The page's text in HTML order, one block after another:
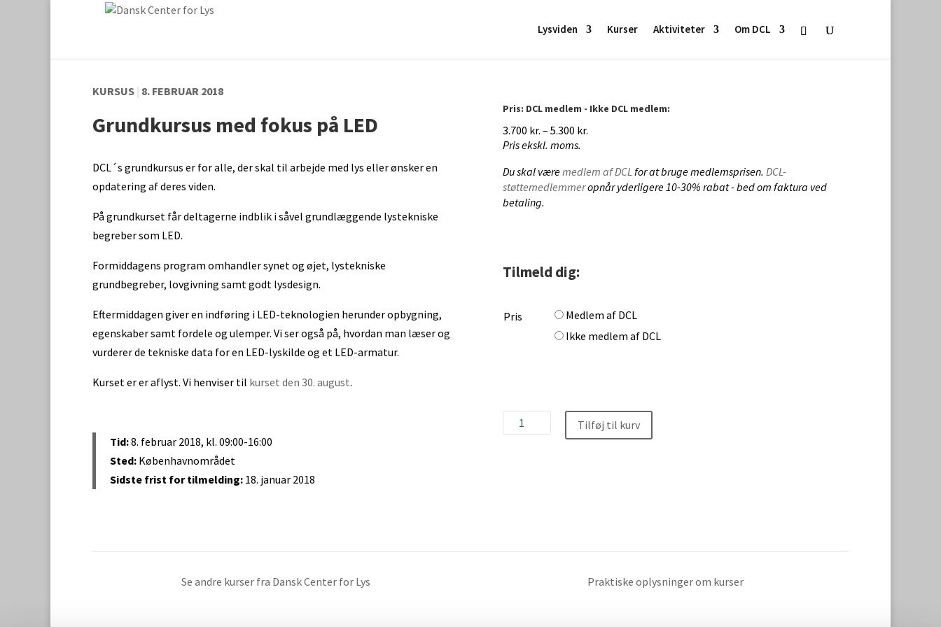
Lysviden Kurser Aktiviteter Om DCL
KURSUS | 8. FEBRUAR 2018
Grundkursus med fokus på LED
DCL´s grundkursus er for alle, der skal til arbejde med lys eller ønsker en
opdatering af deres viden.
På grundkurset får deltagerne indblik i såvel grundlæggende lystekniske
begreber som LED.
Formiddagens program omhandler synet og øjet, lystekniske
grundbegreber, lovgivning samt godt lysdesign.
Eftermiddagen giver en indføring i LED-teknologien herunder opbygning,
egenskaber samt fordele og ulemper. Vi ser også på, hvordan man læser og
vurderer de tekniske data for en LED-lyskilde og et LED-armatur.
Kurset er er aflyst. Vi henviser til kurset den 30. august.
Tid:8. februar 2018, kl. 09:00-16:00
Sted: Københavnområdet
Sidste frist for tilmelding: 18. januar 2018
Pris: DCL medlem - Ikke DCL medlem:
3.700 kr. – 5.300 kr.
til
5.300 kr.
Pris ekskl. moms.
Du skal væremedlem af DCLfor at bruge medlemsprisen.DCL-
støttemedlemmeropnår yderligere 10-30% rabat - bed om faktura ved
betaling.
Tilmeld dig:
Pris
Medlem af DCL
Ikke medlem af DCL
Grundkursus
med
Tilføj til kurv
Se andre kurser fra Dansk Center for Lys Praktiske oplysninger om kurser